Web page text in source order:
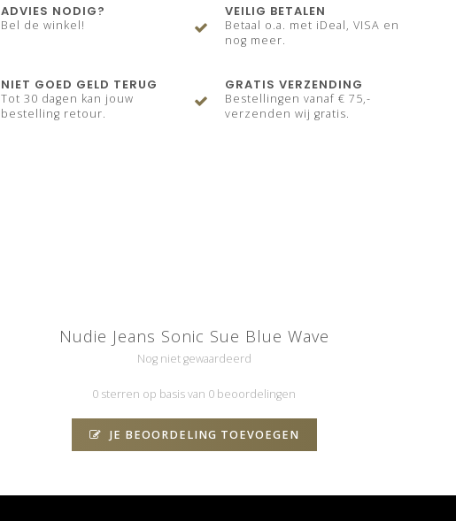
ADVIES NODIG?
Bel de winkel!
VEILIG BETALEN
Betaal o.a. met iDeal, VISA en
nog meer.
NIET GOED GELD TERUG
Tot 30 dagen kan jouw
bestelling retour.
GRATIS VERZENDING
Bestellingen vanaf € 75,-
verzenden wij gratis.
Nudie Jeans Sonic Sue Blue Wave
Nog niet gewaardeerd
0 sterren op basis van 0 beoordelingen
JE BEOORDELING TOEVOEGEN